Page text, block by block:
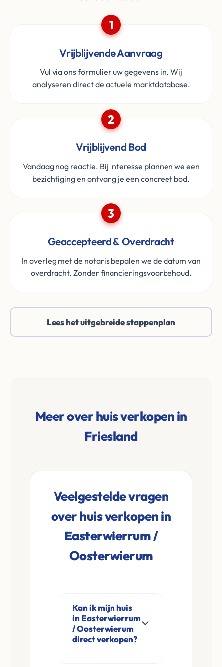
1
Vrijblijvende Aanvraag
Vul via ons formulier uw gegevens in. Wij
analyseren direct de actuele marktdatabase.
2
Vrijblijvend Bod
Vandaag nog reactie. Bij interesse plannen we een
bezichtiging en ontvang je een concreet bod.
3
Geaccepteerd & Overdracht
In overleg met de notaris bepalen we de datum van
overdracht. Zonder financieringsvoorbehoud.
Lees het uitgebreide stappenplan
Meer over huis verkopen in
Friesland
Veelgestelde vragen
over huis verkopen in
Easterwierrum /
Oosterwierum
Kan ik mijn huis
in Easterwierrum
/ Oosterwierum
direct verkopen?